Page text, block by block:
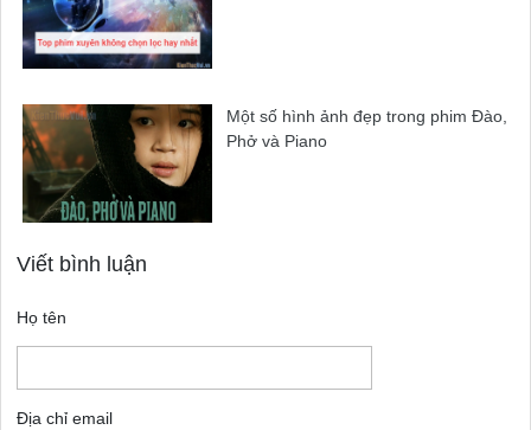
Một số hình ảnh đẹp trong phim Đào,
Phở và Piano
Viết bình luận
Họ tên
Địa chỉ email